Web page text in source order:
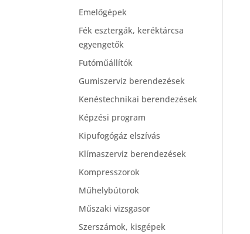
Emelőgépek
Fék esztergák, keréktárcsa
egyengetők
Futóműállítók
Gumiszerviz berendezések
Kenéstechnikai berendezések
Képzési program
Kipufogógáz elszívás
Klímaszerviz berendezések
Kompresszorok
Műhelybútorok
Műszaki vizsgasor
Szerszámok, kisgépek